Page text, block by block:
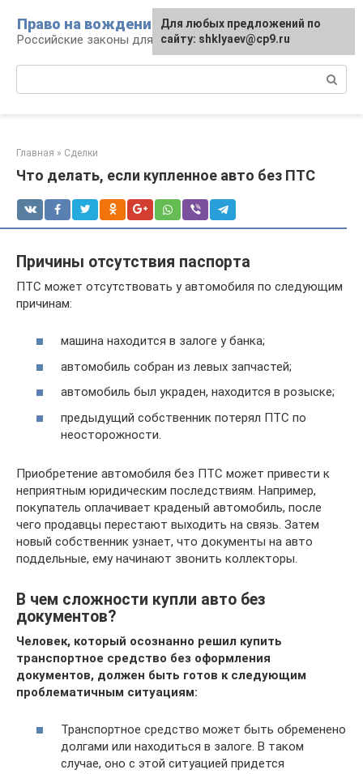
контенту
Право на вождение
Российские законы для автомобилистов
Главная » Сделки
Что делать, если купленное авто без ПТС
Причины отсутствия паспорта
ПТС может отсутствовать у автомобиля по следующим
причинам:
машина находится в залоге у банка;
автомобиль собран из левых запчастей;
автомобиль был украден, находится в розыске;
предыдущий собственник потерял ПТС по
неосторожности.
Приобретение автомобиля без ПТС может привести к
неприятным юридическим последствиям. Например,
покупатель оплачивает краденый автомобиль, после
чего продавцы перестают выходить на связь. Затем
новый собственник узнает, что документы на авто
поддельные, ему начинают звонить коллекторы.
В чем сложности купли авто без
документов?
Человек, который осознанно решил купить
транспортное средство без оформления
документов, должен быть готов к следующим
проблематичным ситуациям:
Транспортное средство может быть обременено
долгами или находиться в залоге. В таком
случае, оно с этой ситуацией придется
Для любых предложений по
сайту: shklyaev@cp9.ru